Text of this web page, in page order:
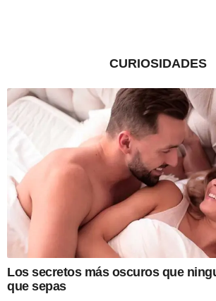
CURIOSIDADES
Los secretos más oscuros que
que sepas